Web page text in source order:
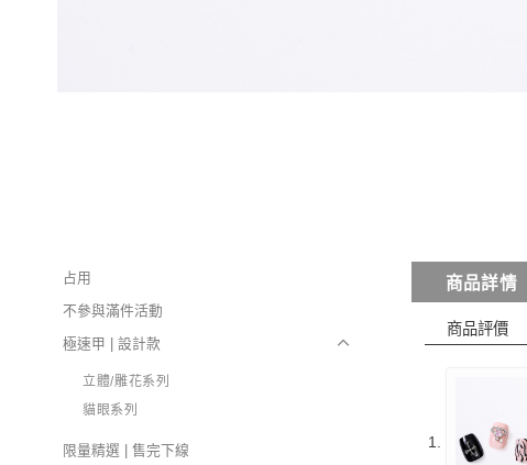
占用
不參與滿件活動
極速甲 | 設計款
立體/雕花系列
貓眼系列
限量精選 | 售完下線
商品詳情
商品評價